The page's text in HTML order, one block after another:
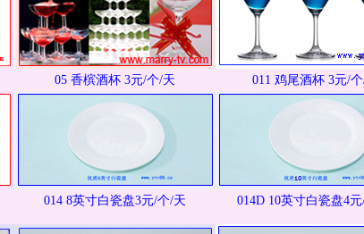
05 香槟酒杯 3元/个/天 011 鸡尾酒杯 3元/
014 8英寸白瓷盘3元/个/天 014D 10英寸白瓷盘4